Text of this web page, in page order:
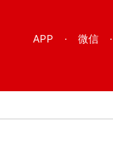
APP · 微信 ·